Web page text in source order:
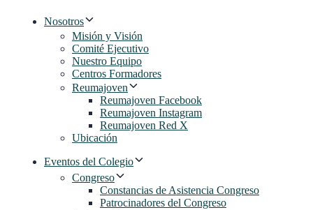
Nosotros
Misión y Visión
Comité Ejecutivo
Nuestro Equipo
Centros Formadores
Reumajoven
Reumajoven Facebook
Reumajoven Instagram
Reumajoven Red X
Ubicación
Eventos del Colegio
Congreso
Constancias de Asistencia Congreso
Patrocinadores del Congreso